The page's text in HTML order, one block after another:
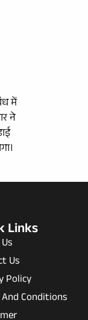
में
ने
Links
Us
Policy
Conditions